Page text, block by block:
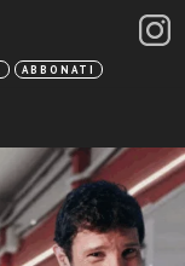
ABBONATI